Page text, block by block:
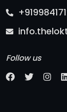
Follow us